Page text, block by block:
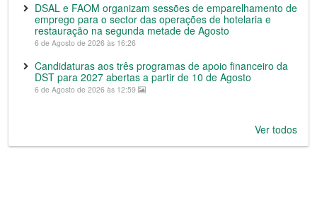
DSAL e FAOM organizam sessões de emparelhamento de
emprego para o sector das operações de hotelaria e
restauração na segunda metade de Agosto
6 de Agosto de 2026 às 16:26
Candidaturas aos três programas de apoio financeiro da
DST para 2027 abertas a partir de 10 de Agosto
6 de Agosto de 2026 às 12:59
Ver todos